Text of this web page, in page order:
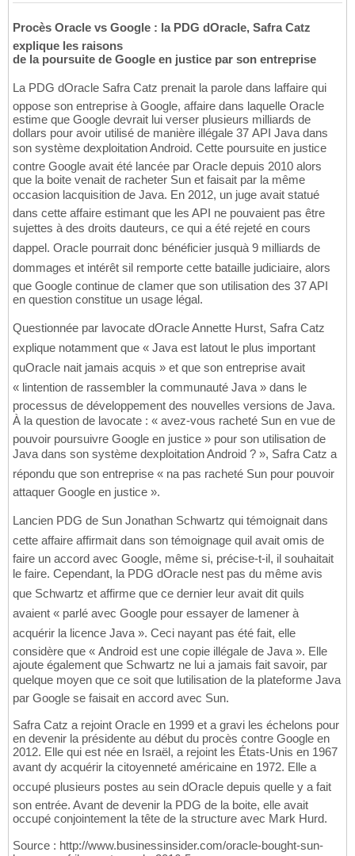
Procès Oracle vs Google : la PDG dOracle, Safra Catz
explique les raisons
de la poursuite de Google en justice par son entreprise
La PDG dOracle Safra Catz prenait la parole dans laffaire qui
oppose son entreprise à Google, affaire dans laquelle Oracle
estime que Google devrait lui verser plusieurs milliards de
dollars pour avoir utilisé de manière illégale 37 API Java dans
son système dexploitation Android. Cette poursuite en justice
contre Google avait été lancée par Oracle depuis 2010 alors
que la boite venait de racheter Sun et faisait par la même
occasion lacquisition de Java. En 2012, un juge avait statué
dans cette affaire estimant que les API ne pouvaient pas être
sujettes à des droits dauteurs, ce qui a été rejeté en cours
dappel. Oracle pourrait donc bénéficier jusquà 9 milliards de
dommages et intérêt sil remporte cette bataille judiciaire, alors
que Google continue de clamer que son utilisation des 37 API
en question constitue un usage légal.
Questionnée par lavocate dOracle Annette Hurst, Safra Catz
explique notamment que « Java est latout le plus important
quOracle nait jamais acquis » et que son entreprise avait
« lintention de rassembler la communauté Java » dans le
processus de développement des nouvelles versions de Java.
À la question de lavocate : « avez-vous racheté Sun en vue de
pouvoir poursuivre Google en justice » pour son utilisation de
Java dans son système dexploitation Android ? », Safra Catz a
répondu que son entreprise « na pas racheté Sun pour pouvoir
attaquer Google en justice ».
Lancien PDG de Sun Jonathan Schwartz qui témoignait dans
cette affaire affirmait dans son témoignage quil avait omis de
faire un accord avec Google, même si, précise-t-il, il souhaitait
le faire. Cependant, la PDG dOracle nest pas du même avis
que Schwartz et affirme que ce dernier leur avait dit quils
avaient « parlé avec Google pour essayer de lamener à
acquérir la licence Java ». Ceci nayant pas été fait, elle
considère que « Android est une copie illégale de Java ». Elle
ajoute également que Schwartz ne lui a jamais fait savoir, par
quelque moyen que ce soit que lutilisation de la plateforme Java
par Google se faisait en accord avec Sun.
Safra Catz a rejoint Oracle en 1999 et a gravi les échelons pour
en devenir la présidente au début du procès contre Google en
2012. Elle qui est née en Israël, a rejoint les États-Unis en 1967
avant dy acquérir la citoyenneté américaine en 1972. Elle a
occupé plusieurs postes au sein dOracle depuis quelle y a fait
son entrée. Avant de devenir la PDG de la boite, elle avait
occupé conjointement la tête de la structure avec Mark Hurd.
Source : http://www.businessinsider.com/oracle-bought-sun-